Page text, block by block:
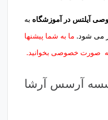
آیلتس در آموزشگاه به
می شود. ما به شما پیشنها
به صورت خصوصی بخوانید.
آرسس آرشا